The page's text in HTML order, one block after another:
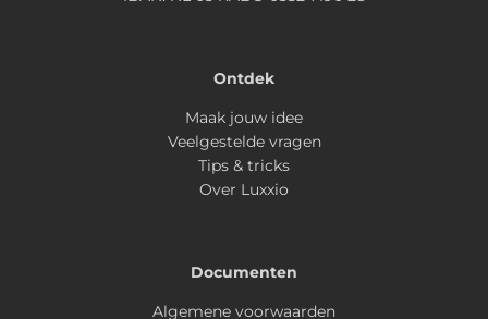
Ontdek
Maak jouw idee
Veelgestelde vragen
Tips & tricks
Over Luxxio
Documenten
Algemene voorwaarden